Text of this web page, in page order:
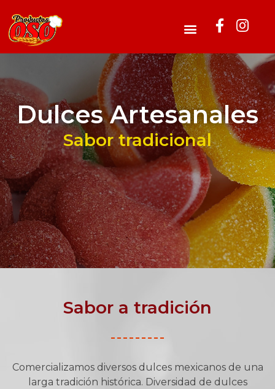
Dulces Artesanales
Sabor tradicional
Sabor a tradición
Comercializamos diversos dulces mexicanos de una
larga tradición histórica. Diversidad de dulces